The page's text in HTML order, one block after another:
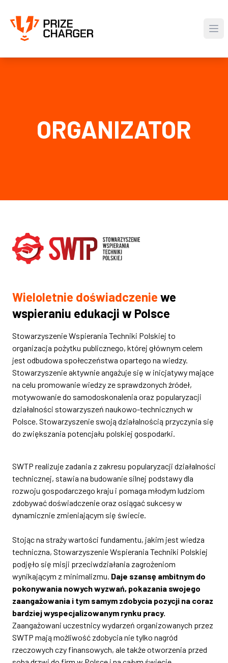
ORGANIZATOR
Wieloletnie doświadczenie we
wspieraniu edukacji w Polsce
Stowarzyszenie Wspierania Techniki Polskiej to
organizacja pożytku publicznego, której głównym celem
jest odbudowa społeczeństwa opartego na wiedzy.
Stowarzyszenie aktywnie angażuje się w inicjatywy mające
na celu promowanie wiedzy ze sprawdzonych źródeł,
motywowanie do samodoskonalenia oraz popularyzacji
działalności stowarzyszeń naukowo-technicznych w
Polsce. Stowarzyszenie swoją działalnością przyczynia się
do zwiększania potencjału polskiej gospodarki.
SWTP realizuje zadania z zakresu popularyzacji działalności
technicznej, stawia na budowanie silnej podstawy dla
rozwoju gospodarczego kraju i pomaga młodym ludziom
zdobywać doświadczenie oraz osiągać sukcesy w
dynamicznie zmieniającym się świecie.
Stojąc na straży wartości fundamentu, jakim jest wiedza
techniczna, Stowarzyszenie Wspierania Techniki Polskiej
podjęło się misji przeciwdziałania zagrożeniom
wynikającym z minimalizmu. Daje szansę ambitnym do
pokonywania nowych wyzwań, pokazania swojego
zaangażowania i tym samym zdobycia pozycji na coraz
bardziej wyspecjalizowanym rynku pracy.
Zaangażowani uczestnicy wydarzeń organizowanych przez
SWTP mają możliwość zdobycia nie tylko nagród
rzeczowych czy finansowych, ale także otworzenia przed